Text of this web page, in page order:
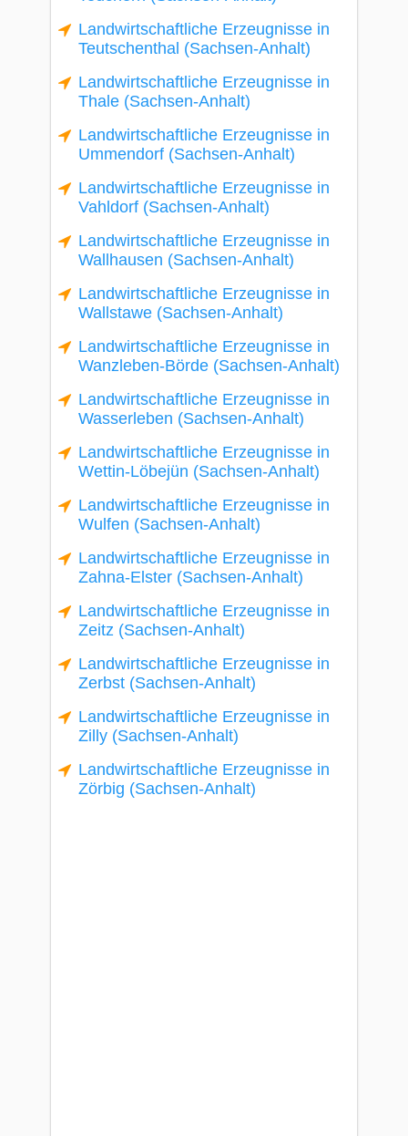
Landwirtschaftliche Erzeugnisse in
Teutschenthal (Sachsen-Anhalt)
Landwirtschaftliche Erzeugnisse in
Thale (Sachsen-Anhalt)
Landwirtschaftliche Erzeugnisse in
Ummendorf (Sachsen-Anhalt)
Landwirtschaftliche Erzeugnisse in
Vahldorf (Sachsen-Anhalt)
Landwirtschaftliche Erzeugnisse in
Wallhausen (Sachsen-Anhalt)
Landwirtschaftliche Erzeugnisse in
Wallstawe (Sachsen-Anhalt)
Landwirtschaftliche Erzeugnisse in
Wanzleben-Börde (Sachsen-Anhalt)
Landwirtschaftliche Erzeugnisse in
Wasserleben (Sachsen-Anhalt)
Landwirtschaftliche Erzeugnisse in
Wettin-Löbejün (Sachsen-Anhalt)
Landwirtschaftliche Erzeugnisse in
Wulfen (Sachsen-Anhalt)
Landwirtschaftliche Erzeugnisse in
Zahna-Elster (Sachsen-Anhalt)
Landwirtschaftliche Erzeugnisse in
Zeitz (Sachsen-Anhalt)
Landwirtschaftliche Erzeugnisse in
Zerbst (Sachsen-Anhalt)
Landwirtschaftliche Erzeugnisse in
Zilly (Sachsen-Anhalt)
Landwirtschaftliche Erzeugnisse in
Zörbig (Sachsen-Anhalt)